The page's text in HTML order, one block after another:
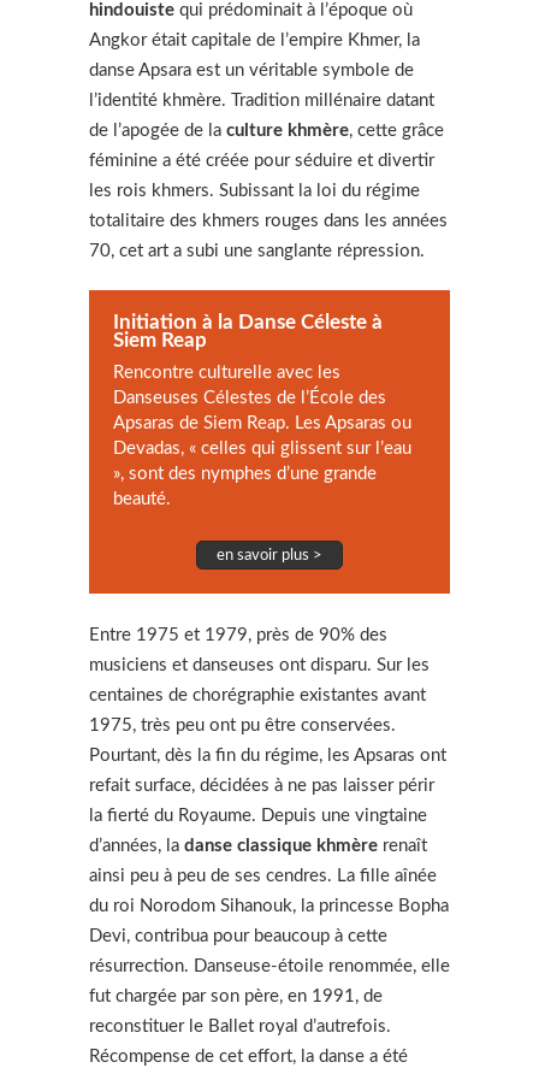
hindouiste qui prédominait à l’époque où
Angkor était capitale de l’empire Khmer, la
danse Apsara est un véritable symbole de
l’identité khmère. Tradition millénaire datant
de l’apogée de la culture khmère, cette grâce
féminine a été créée pour séduire et divertir
les rois khmers. Subissant la loi du régime
totalitaire des khmers rouges dans les années
70, cet art a subi une sanglante répression.
Initiation à la Danse Céleste à
Siem Reap
Rencontre culturelle avec les
Danseuses Célestes de l’École des
Apsaras de Siem Reap. Les Apsaras ou
Devadas, « celles qui glissent sur l’eau
», sont des nymphes d’une grande
beauté.
en savoir plus >
Entre 1975 et 1979, près de 90% des
musiciens et danseuses ont disparu. Sur les
centaines de chorégraphie existantes avant
1975, très peu ont pu être conservées.
Pourtant, dès la fin du régime, les Apsaras ont
refait surface, décidées à ne pas laisser périr
la fierté du Royaume. Depuis une vingtaine
d’années, la danse classique khmère renaît
ainsi peu à peu de ses cendres. La fille aînée
du roi Norodom Sihanouk, la princesse Bopha
Devi, contribua pour beaucoup à cette
résurrection. Danseuse-étoile renommée, elle
fut chargée par son père, en 1991, de
reconstituer le Ballet royal d’autrefois.
Récompense de cet effort, la danse a été